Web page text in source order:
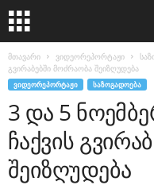
მთავარი ვიდეორეპორტაჟი
გვირაბებში მოძრაობა შეიზღუდება
ᲕᲘᲓᲔᲝᲠᲔᲞᲝᲠᲢᲐᲟᲘ ᲡᲐᲖᲝᲒᲐᲓᲝᲔᲑᲐ
3 და 5
ჩაქვის
შეიზღუდება